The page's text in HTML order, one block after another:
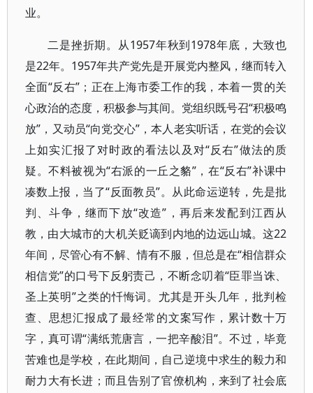
业。
二是挫折期。从1957年秋到1978年底，大致也
是22年。1957年共产党先是开展党内整风，继而转入
全面“反右”；正在上海市委工作的我，本着一贯的关
心政治的态度，积极参与其间。党组织既号召“积极鸣
放”，又动员“向党交心”，本人老实听话，在党的会议
上如实汇报了对时政的看法以及对“反右”做法的质
疑。不料被视为“右派的一丘之貉”，在“反右”补课中
凑数上报，当了“反面教员”。从此命运逆转，先是批
判、斗争，继而下放“改造”，再后来发配到江西从
教，由大城市的大机关贬谪到内地的边远山城。这22
年间，尽管心有不解、情有不服，但总是在“相信群众
相信党”的口号下反躬责己，不断念叨着“臣罪当诛、
圣上英明”之类的忏悔词。尤其是开头几年，批判检
查、思想汇报成了最经常的文案写作，累计数十万
字，真可谓“满纸荒唐言，一把辛酸泪”。不过，毕竟
苦难也是学校，在此期间，自己逆境中求生的毅力和
耐力大有长进；而且告别了官僚机构，来到了社会底